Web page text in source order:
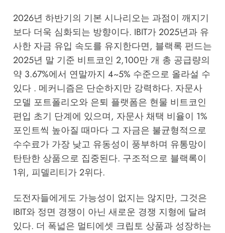
2026년 하반기의 기본 시나리오는 과점이 깨지기
보다 더욱 심화되는 방향이다. IBIT가 2025년과 유
사한 자금 유입 속도를 유지한다면, 블랙록 펀드는
2025년 말 기준 비트코인 2,100만 개 총 공급량의
약 3.67%에서 연말까지 4~5% 수준으로 올라설 수
있다 . 메커니즘은 단순하지만 강력하다. 자문사
모델 포트폴리오와 은퇴 플랫폼은 현물 비트코인
편입 초기 단계에 있으며, 자문사 채택 비율이 1%
포인트씩 높아질 때마다 그 자금은 불균형적으로
수수료가 가장 낮고 유동성이 풍부하며 유통망이
탄탄한 상품으로 집중된다. 구조적으로 블랙록이
1위, 피델리티가 2위다.
도전자들에게도 가능성이 없지는 않지만, 그것은
IBIT와 정면 경쟁이 아닌 새로운 경쟁 지형에 달려
있다. 더 폭넓은 멀티에셋 크립토 상품과 성장하는